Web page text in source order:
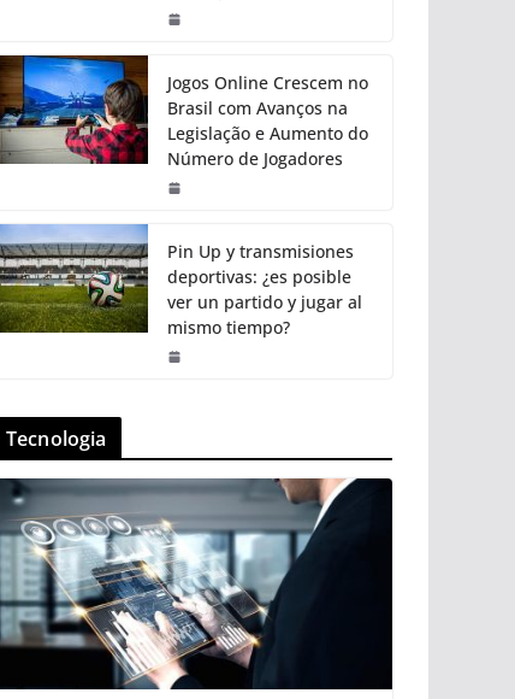
Jogos Online Crescem no
Brasil com Avanços na
Legislação e Aumento do
Número de Jogadores
Pin Up y transmisiones
deportivas: ¿es posible
ver un partido y jugar al
mismo tiempo?
Tecnologia